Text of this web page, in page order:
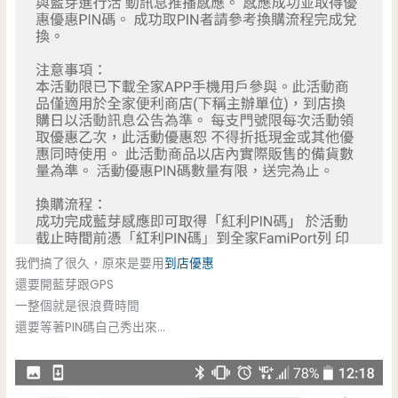
我們搞了很久，原來是要用到店優惠
還要開藍芽跟GPS
一整個就是很浪費時間
還要等著PIN碼自己秀出來…